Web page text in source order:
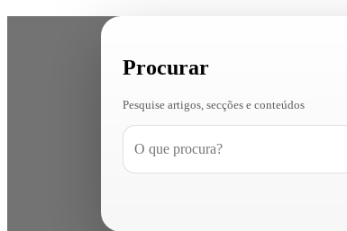
Procurar
Pesquise artigos, secções e conteúdos